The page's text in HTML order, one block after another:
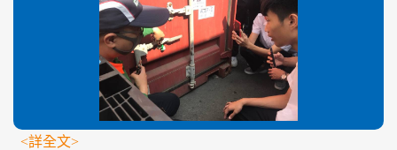
<詳全文>